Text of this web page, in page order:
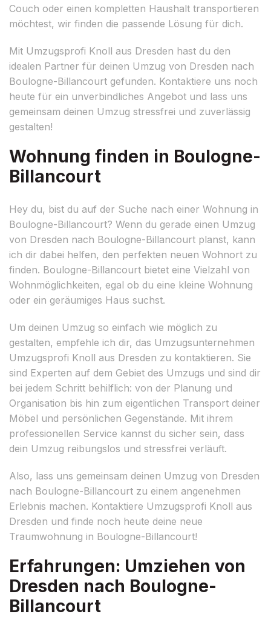
Couch oder einen kompletten Haushalt transportieren
möchtest, wir finden die passende Lösung für dich.
Mit Umzugsprofi Knoll aus Dresden hast du den
idealen Partner für deinen Umzug von Dresden nach
Boulogne-Billancourt gefunden. Kontaktiere uns noch
heute für ein unverbindliches Angebot und lass uns
gemeinsam deinen Umzug stressfrei und zuverlässig
gestalten!
Wohnung finden in Boulogne-
Billancourt
Hey du, bist du auf der Suche nach einer Wohnung in
Boulogne-Billancourt? Wenn du gerade einen Umzug
von Dresden nach Boulogne-Billancourt planst, kann
ich dir dabei helfen, den perfekten neuen Wohnort zu
finden. Boulogne-Billancourt bietet eine Vielzahl von
Wohnmöglichkeiten, egal ob du eine kleine Wohnung
oder ein geräumiges Haus suchst.
Um deinen Umzug so einfach wie möglich zu
gestalten, empfehle ich dir, das Umzugsunternehmen
Umzugsprofi Knoll aus Dresden zu kontaktieren. Sie
sind Experten auf dem Gebiet des Umzugs und sind dir
bei jedem Schritt behilflich: von der Planung und
Organisation bis hin zum eigentlichen Transport deiner
Möbel und persönlichen Gegenstände. Mit ihrem
professionellen Service kannst du sicher sein, dass
dein Umzug reibungslos und stressfrei verläuft.
Also, lass uns gemeinsam deinen Umzug von Dresden
nach Boulogne-Billancourt zu einem angenehmen
Erlebnis machen. Kontaktiere Umzugsprofi Knoll aus
Dresden und finde noch heute deine neue
Traumwohnung in Boulogne-Billancourt!
Erfahrungen: Umziehen von
Dresden nach Boulogne-
Billancourt